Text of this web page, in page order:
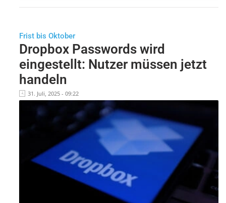
Frist bis Oktober
Dropbox Passwords wird
eingestellt: Nutzer müssen jetzt
handeln
31. Juli, 2025 - 09:22